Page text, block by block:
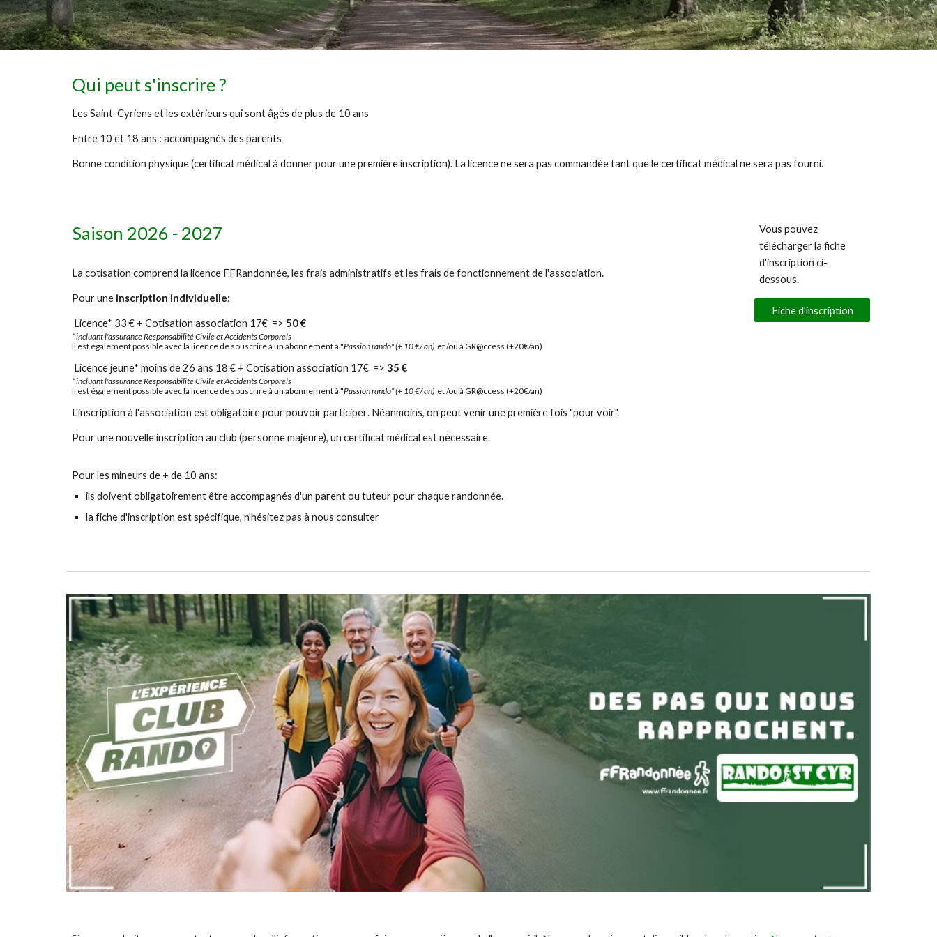
Qui peut s'inscrire ?
Les Saint-Cyriens et les extérieurs qui sontâgés de plus de 10 ans
Entre 10 et18 ans : accompagnés des parents
Bonne condition physique (certificat médical à donnerpour une premièreinscription). La licence ne sera pas commandée tant que le certificat médical ne sera pas fourni.
Saison 2026 - 2027
La cotisation comprend la licence FFRandonnée, les frais administratifs etles frais de fonctionnement de l'association.
Pour une inscription individuelle:
Licence* 33€ + Cotisation association 17€ => 50€
* incluant l'assuranceResponsabilité Civile et Accidents Corporels
Il est également possible avec la licence de souscrire à un abonnement à "Passion rando"(+ 10€/an)et /ou à GR@ccess (+20€/an)
Licence jeune* moins de 26 ans 18€ + Cotisation association 17€ => 35 €
* incluant l'assuranceResponsabilité Civile et Accidents Corporels
Il est également possible avec la licence de souscrire à un abonnement à "Passion rando"(+ 10€/an)et /ou à GR@ccess (+20€/an)
L'inscription à l'association est obligatoire pour pouvoir participer. Néanmoins, on peut venir une première fois "pour voir".
Pour une nouvelle inscription au club (personne majeure), un certificat médical est nécessaire.
Pour les mineurs de + de 10 ans:
ils doivent obligatoirement être accompagnés d'un parent ou tuteur pour chaque randonnée.
la fiche d'inscription est spécifique, n'hésitez pas à nous consulter
Vous pouvez
télécharger la fiche
d'inscription ci-
dessous.
Fiche d'inscription